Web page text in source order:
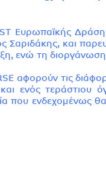
Ευρωπαϊκής
και
ενώ τη
αφορούν τις
ενός τεράστιου
που ενδεχομένως